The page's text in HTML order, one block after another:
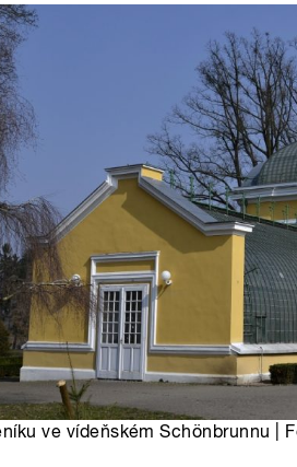
ve vídeňském Schönbrunnu |